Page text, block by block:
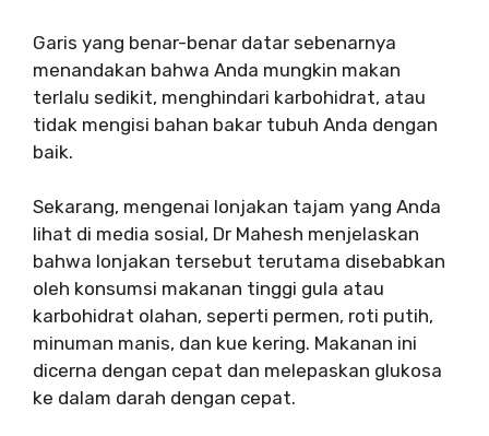
Garis yang benar-benar datar sebenarnya
menandakan bahwa Anda mungkin makan
terlalu sedikit, menghindari karbohidrat, atau
tidak mengisi bahan bakar tubuh Anda dengan
baik.
Sekarang, mengenai lonjakan tajam yang Anda
lihat di media sosial, Dr Mahesh menjelaskan
bahwa lonjakan tersebut terutama disebabkan
oleh konsumsi makanan tinggi gula atau
karbohidrat olahan, seperti permen, roti putih,
minuman manis, dan kue kering. Makanan ini
dicerna dengan cepat dan melepaskan glukosa
ke dalam darah dengan cepat.